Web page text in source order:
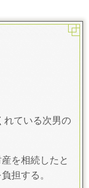
ている次男の
を相続したと
担する。